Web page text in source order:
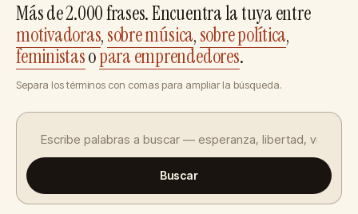
Más de 2.000 frases. Encuentra la tuya entre
motivadoras,sobre música,sobre política,
feministasopara emprendedores.
Separa los términos con comas para ampliar la búsqueda.
Buscar